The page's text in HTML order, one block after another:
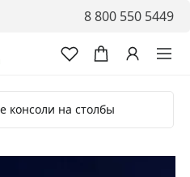
8 800 550 5449
консоли на столбы